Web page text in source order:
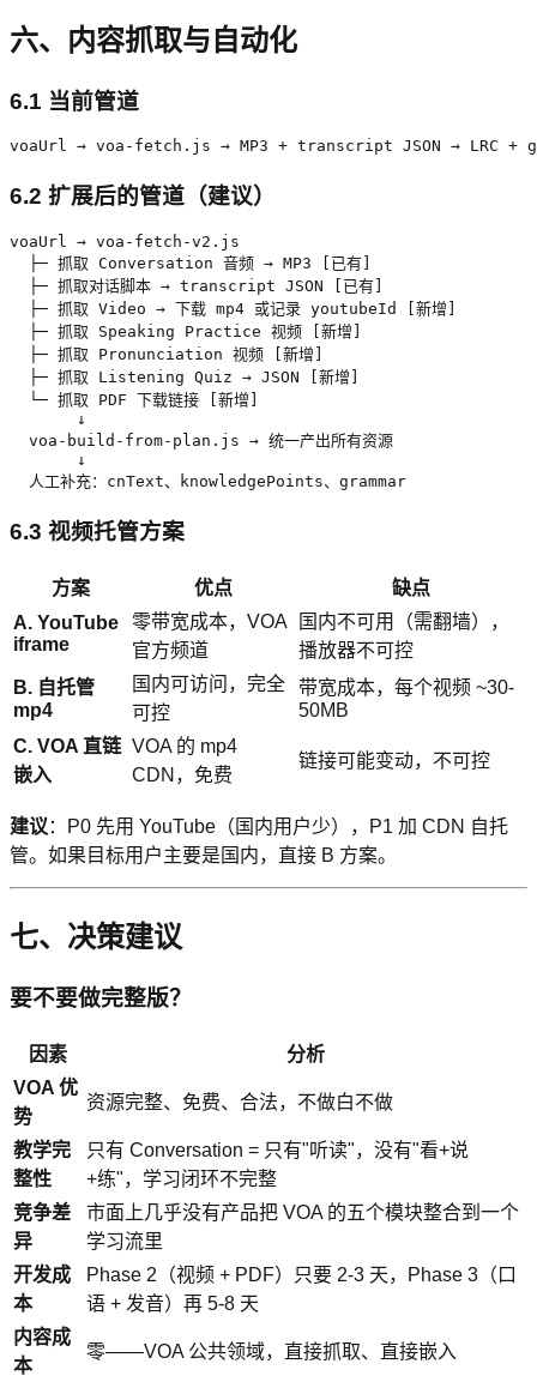
六、内容抓取与自动化
6.1 当前管道
voaUrl → voa-fetch.js → MP3 + transcript JSON → LRC +
6.2 扩展后的管道（建议）
voaUrl → voa-fetch-v2.js
  ├─ 抓取 Conversation 音频 → MP3 [已有]
  ├─ 抓取对话脚本 → transcript JSON [已有]
  ├─ 抓取 Video → 下载 mp4 或记录 youtubeId [新增]
  ├─ 抓取 Speaking Practice 视频 [新增]
  ├─ 抓取 Pronunciation 视频 [新增]
  ├─ 抓取 Listening Quiz → JSON [新增]
  └─ 抓取 PDF 下载链接 [新增]
       ↓
  voa-build-from-plan.js → 统一产出所有资源
       ↓
  人工补充：cnText、knowledgePoints、grammar
6.3 视频托管方案
方案 优点
缺点
A. YouTube
iframe
零带宽成本，VOA
官方频道
国内不可用（需翻墙），
播放器不可控
B. 自托管
mp4
国内可访问，完全
可控
带宽成本，每个视频 ~30-
50MB
C. VOA 直链
嵌入
VOA 的 mp4
CDN，免费
链接可能变动，不可控
建议 ：P0 先用 YouTube（国内用户少），P1 加 CDN 自托
管。如果目标用户主要是国内，直接 B 方案。
七、决策建议
要不要做完整版？
因素
分析
VOA 优
势
资源完整、免费、合法，不做白不做
教学完
整性
只有 Conversation = 只有"听读"，没有"看+说
+练"，学习闭环不完整
竞争差
异
市面上几乎没有产品把 VOA 的五个模块整合到一个
学习流里
开发成
本
Phase 2（视频 + PDF）只要 2-3 天，Phase 3（口
语 + 发音）再 5-8 天
内容成
本
零——VOA 公共领域，直接抓取、直接嵌入